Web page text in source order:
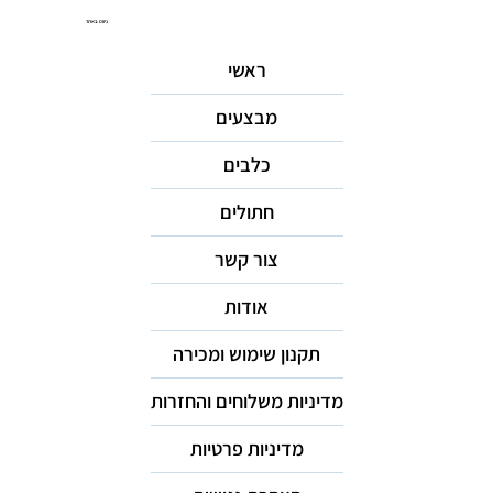
ניווט באתר
ראשי
מבצעים
כלבים
חתולים
צור קשר
אודות
תקנון שימוש ומכירה
מדיניות משלוחים והחזרות
מדיניות פרטיות